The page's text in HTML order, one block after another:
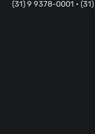
(31) 9 9378-0001 •